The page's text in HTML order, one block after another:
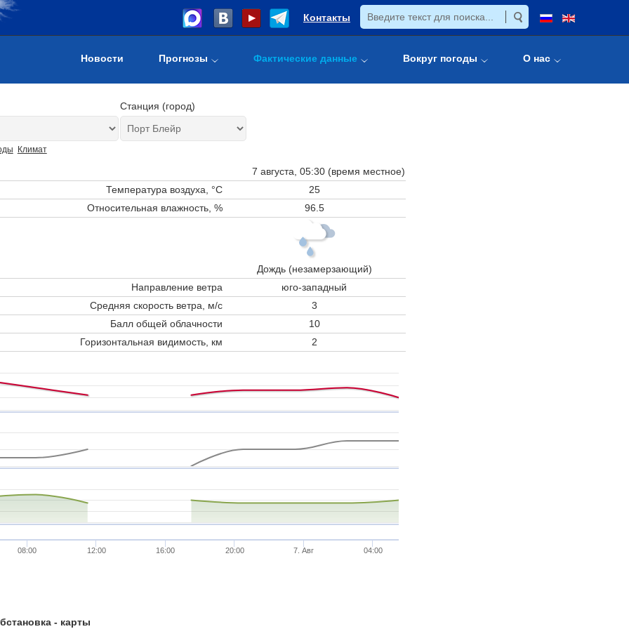
Контакты
Новости Прогнозы Фактические данные Вокруг погоды О нас
Станция (город)
Климат
7 августа, 05:30 (время местное)
Температура воздуха, °C
25
Относительная влажность, %
96.5
Дождь (незамерзающий)
Направление ветра
юго-западный
Средняя скорость ветра, м/с
3
Балл общей облачности
10
Горизонтальная видимость, км
2
08:00 12:00 16:00 20:00 7. Авг 04:00
- карты